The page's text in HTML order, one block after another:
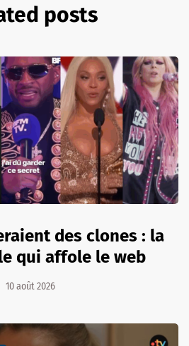
posts
des clones : la
qui affole le web
10 août 2026